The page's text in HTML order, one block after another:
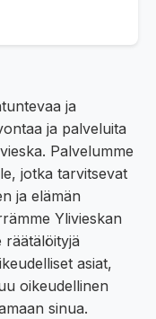
ja
ja palveluita
Palvelumme
jotka tarvitsevat
ja elämän
Ylivieskan
räätälöityjä
asiat,
oikeudellinen
sinua.